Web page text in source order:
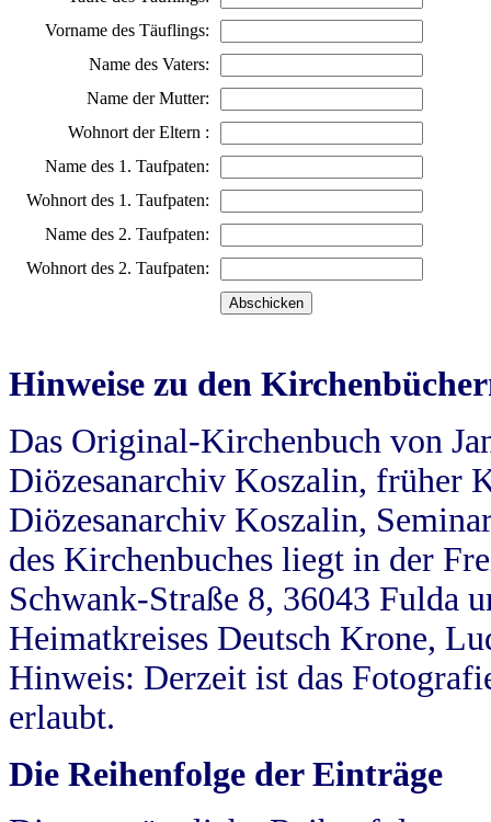
Vorname des Täuflings:
Name des Vaters:
Name der Mutter:
Wohnort der Eltern :
Name des 1. Taufpaten:
Wohnort des 1. Taufpaten:
Name des 2. Taufpaten:
Wohnort des 2. Taufpaten:
Hinweise zu den
Das Original-Kirchenbuch von
Diözesanarchiv Koszalin, früher
Diözesanarchiv Koszalin,
des Kirchenbuches liegt in der
Schwank-Straße 8, 36043 Fulda
Heimatkreises Deutsch Krone,
Hinweis: Derzeit ist das
erlaubt.
Die Reihenfolge der Einträge